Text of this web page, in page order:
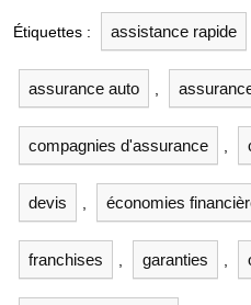
Étiquettes : assistance rapide
assurance auto
compagnies d'assurance
devis économies
franchises garanties